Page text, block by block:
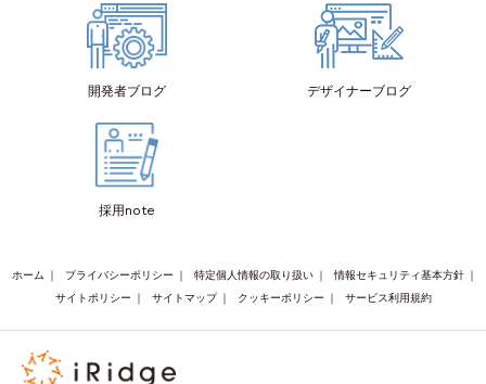
開発者ブログ デザイナーブログ
採用note
ホーム ｜ プライバシーポリシー ｜ 特定個人情報の取り扱い ｜ 情報セキュリティ基本方針 ｜
サイトポリシー
｜ サイトマップ ｜ クッキーポリシー ｜ サービス利用規約